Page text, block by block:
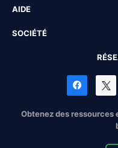
AIDE
SOCIÉTÉ
Obtenez des